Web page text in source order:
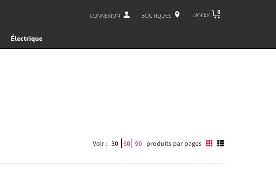
CONNEXION BOUTIQUES PANIER 0
Électrique
Voir : 30 60 90 produits par pages